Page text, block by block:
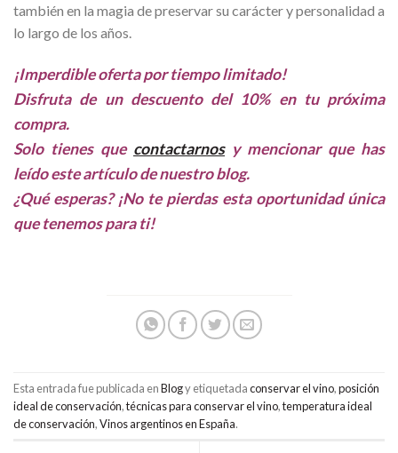
también en la magia de preservar su carácter y personalidad a
lo largo de los años.
¡Imperdible oferta por tiempo limitado!
Disfruta de un descuento del 10% en tu próxima
compra.
Solo tienes que contactarnosy mencionar que has
leído este artículo de nuestro blog.
¿Qué esperas? ¡No te pierdas esta oportunidad única
que tenemos para ti!
Esta entrada fue publicada enBlogy etiquetadaconservar el vino,posición
ideal de conservación,técnicas para conservar el vino,temperatura ideal
de conservación,Vinos argentinos en España.